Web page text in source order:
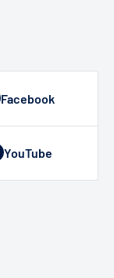
Facebook
YouTube